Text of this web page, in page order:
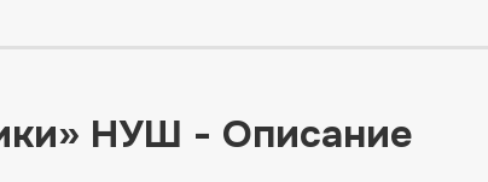
НУШ - Описание